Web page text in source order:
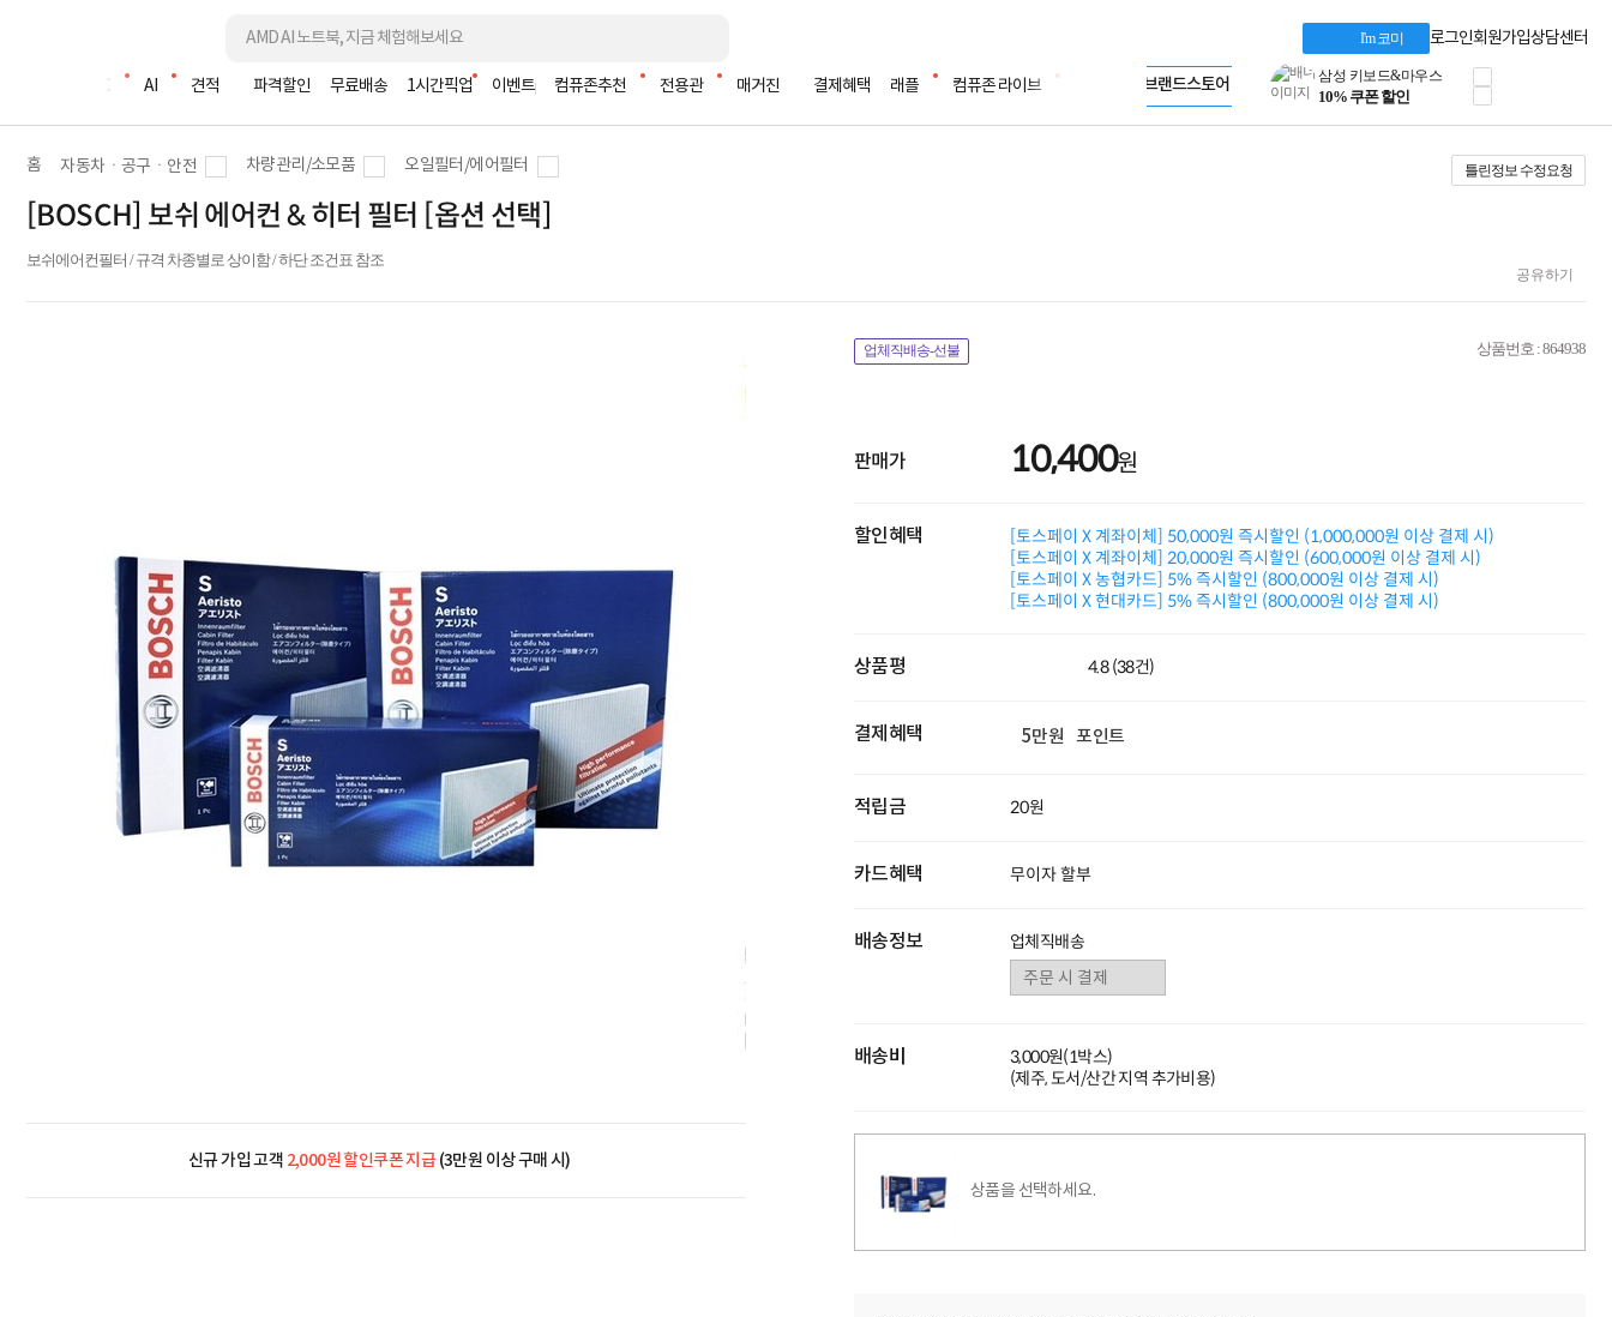
I'm 코미 로그인회원가입상담센터
조립PC AI 견적 파격할인 무료배송 1시간픽업 이벤트 컴퓨존추천 전용관 매거진 결제혜택 래플 컴퓨존 라이브
Microsoft 브랜드스토어
AMD 브랜드스토어
Intel 브랜드스토어
타협 없는 게이밍
HP OMEN
로지텍
정품 캠페인
삼성 키보드&마우스
시스코 스위칭허브
누적 금액 별
적립금 페이백!
Dell 구매왕
홈 자동차ㆍ공구ㆍ안전 차량관리/소모품 오일필터/에어필터 틀린정보 수정요청
[BOSCH] 보쉬 에어컨 & 히터 필터 [옵션 선택]
보쉬에어컨필터 / 규격 차종별로 상이함 / 하단 조건표 참조
공유하기
신규 가입 고객 2,000원 할인쿠폰 지급(3만원 이상 구매 시)
업체직배송-선불 상품번호 : 864938
판매가 10,400원
할인혜택
[토스페이 X 계좌이체] 50,000원 즉시할인 (1,000,000원 이상 결제 시)
[토스페이 X 계좌이체] 20,000원 즉시할인 (600,000원 이상 결제 시)
[토스페이 X 농협카드] 5% 즉시할인 (800,000원 이상 결제 시)
[토스페이 X 현대카드] 5% 즉시할인 (800,000원 이상 결제 시)
상품평 4.8 (38건)
결제혜택 5만원 포인트
적립금 20원
카드혜택 무이자 할부
배송정보 업체직배송
배송비
3,000원(1박스)
(제주, 도서/산간 지역 추가비용)
상품을 선택하세요.